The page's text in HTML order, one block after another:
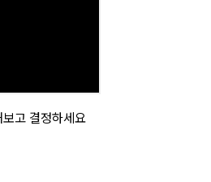
고 결정하세요